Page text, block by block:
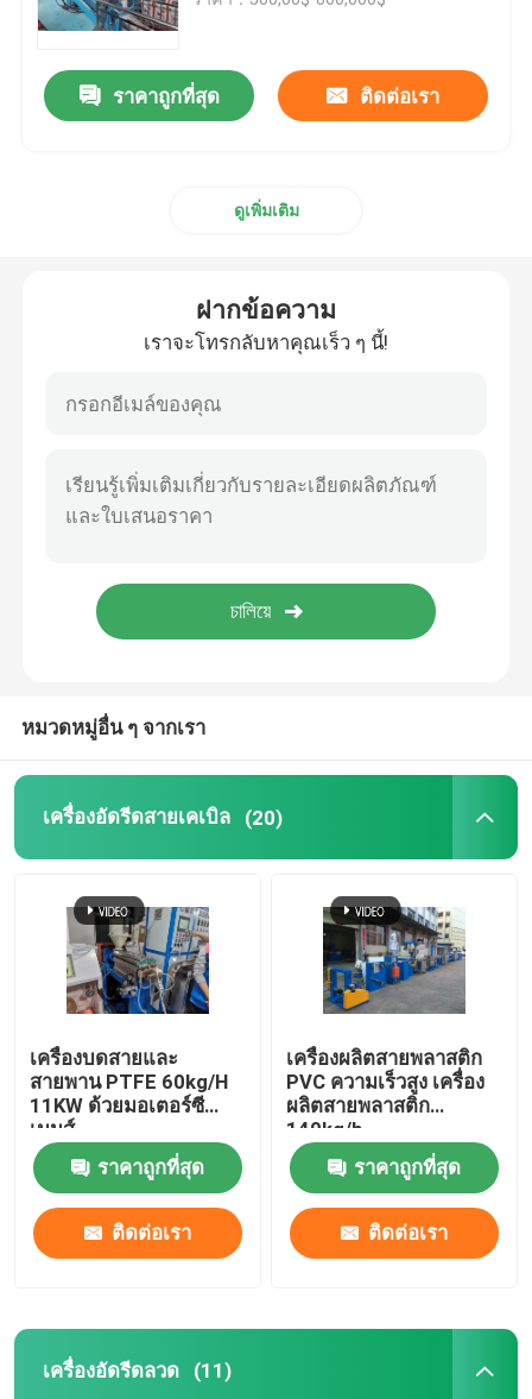
เครื่องลวดสายเคเบิล
เครื่องปั่นทองแดง
เครื่องตัดเลเซอร์
โบบบินเคเบิล
สาย CCV
เคเบิลครอสเฮด
แม่พิมพ์ฉีดลวดทองแดง
ราคาถูกที่สุด ติดต่อเรา
ดูเพิ่มเติม
ฝากข้อความ
เราจะโทรกลับหาคุณเร็ว ๆ นี้!
หมวดหมู่อื่น ๆ จากเรา
เครื่องอัดรีดสายเคเบิล (20)
เครื่องบดสายและ
สายพาน PTFE 60kg/H
11KW ด้วยมอเตอร์ซี
เมนส์
ราคาถูกที่สุด
ติดต่อเรา
เครื่องผลิตสายพลาสติก
PVC ความเร็วสูง เครื่อง
ผลิตสายพลาสติก
140kg/h
ราคาถูกที่สุด
ติดต่อเรา
เครื่องอัดรีดลวด (11)